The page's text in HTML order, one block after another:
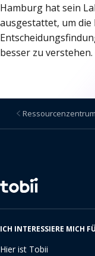
Hamburg hat sein
ausgestattet, um
besser zu verstehen.
Ressourcenzentrum
Sprache
ändern
ICH INTERESSIERE MICH
Hier ist Tobii